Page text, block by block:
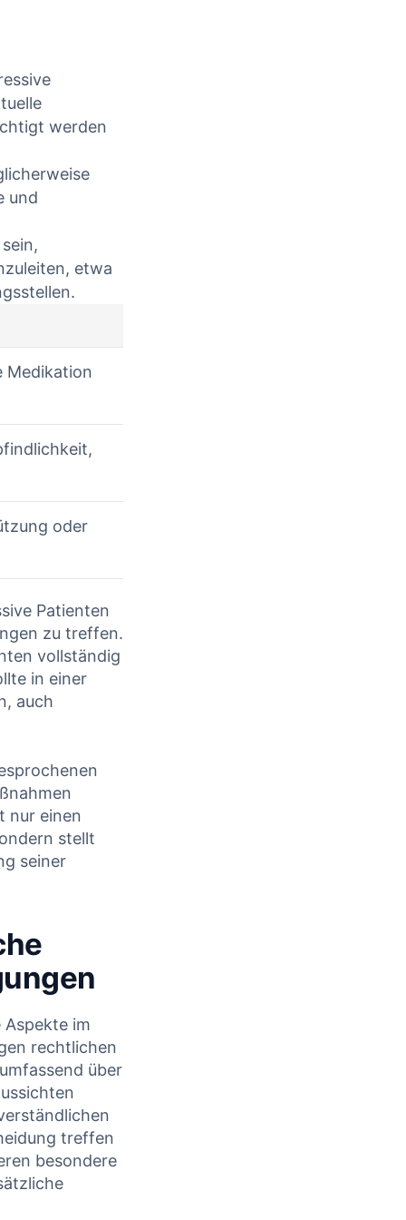
werden
⁣und
etwa
Medikation
oder
Patienten
zu treffen.
vollständig
in einer
auch
‍nur einen
stellt
seiner
im
rechtlichen
über
treffen
⁣besondere